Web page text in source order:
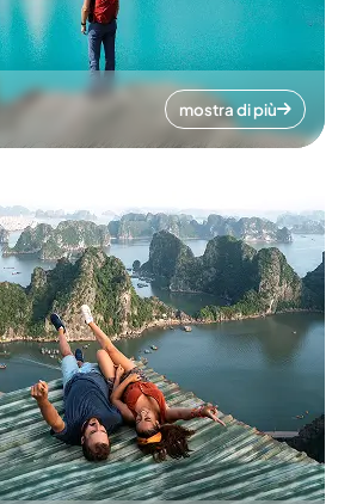
mostra di più